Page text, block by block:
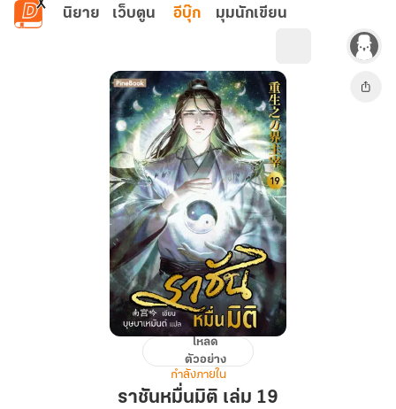
ข้ามไปยังเนื้อหาหลัก
นิยาย เว็บตูน อีบุ๊ก มุมนักเขียน
ราชัน
มิติ
โหลด
ตัวอย่าง
กำลังภายใน
ราชันหมื่นมิติ เล่ม 19